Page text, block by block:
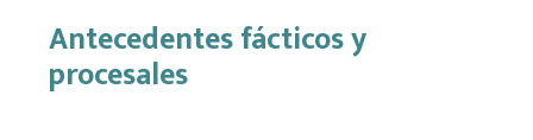
Antecedentes fácticos y
procesales